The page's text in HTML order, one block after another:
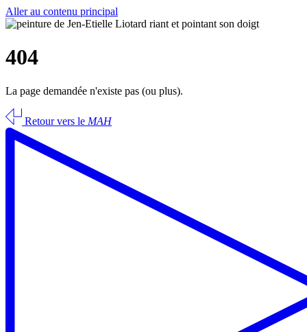
Aller au contenu principal
404
La page demandée n'existe pas (ou plus).
Retour vers le MAH